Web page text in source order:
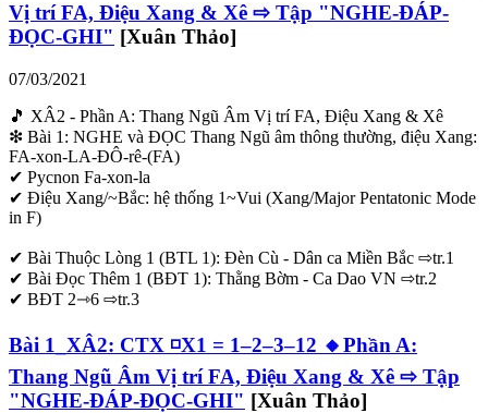
Vị trí FA, Điệu Xang & Xê ⇨ Tập "NGHE-ĐÁP-
ĐỌC-GHI" [Xuân Thảo]
07/03/2021
🎵 XÂ2 - Phần A: Thang Ngũ Âm Vị trí FA, Điệu Xang & Xê
❇ Bài 1: NGHE và ĐỌC Thang Ngũ âm thông thường, điệu Xang:
FA-xon-LA-ĐÔ-rê-(FA)
✔ Pycnon Fa-xon-la
✔ Điệu Xang/~Bắc: hệ thống 1~Vui (Xang/Major Pentatonic Mode
in F)
✔ Bài Thuộc Lòng 1 (BTL 1): Đèn Cù - Dân ca Miền Bắc ⇨tr.1
✔ Bài Đọc Thêm 1 (BĐT 1): Thằng Bờm - Ca Dao VN ⇨tr.2
✔ BĐT 2⇾6 ⇨tr.3
Bài 1_XÂ2: CTX ◽X1 = 1–2–3–12 🔸Phần A:
Thang Ngũ Âm Vị trí FA, Điệu Xang & Xê ⇨ Tập
"NGHE-ĐÁP-ĐỌC-GHI" [Xuân Thảo]